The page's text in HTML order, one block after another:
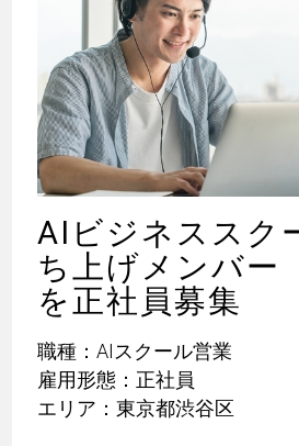
AIビジネススク
ち上げメンバー
を正社員募集
職種：AIスクール営業
雇用形態：正社員
エリア：東京都渋谷区